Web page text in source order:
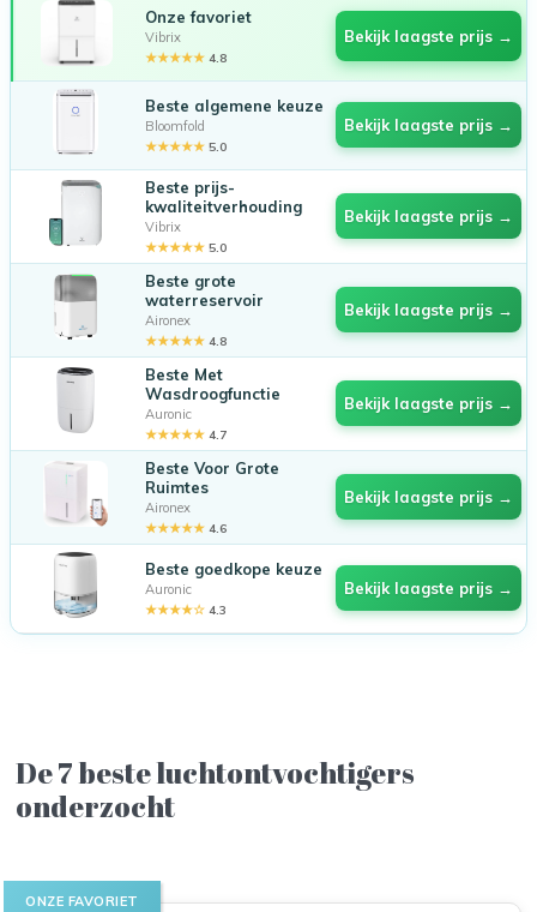
Onze favoriet
Vibrix
★★★★★ 4.8
Bekijk laagste prijs →
Beste algemene keuze
Bloomfold
★★★★★ 5.0
Bekijk laagste prijs →
Beste prijs-
kwaliteitverhouding
Vibrix
★★★★★ 5.0
Bekijk laagste prijs →
Beste grote
waterreservoir
Aironex
★★★★★ 4.8
Bekijk laagste prijs →
Beste Met
Wasdroogfunctie
Auronic
★★★★★ 4.7
Bekijk laagste prijs →
Beste Voor Grote
Ruimtes
Aironex
★★★★★ 4.6
Bekijk laagste prijs →
Beste goedkope keuze
Auronic
★★★★☆ 4.3
Bekijk laagste prijs →
De 7 beste luchtontvochtigers
onderzocht
ONZE FAVORIET